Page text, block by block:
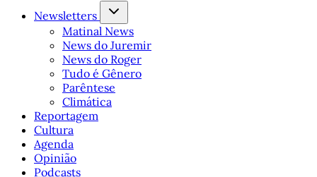
Newsletters
Matinal News
News do Juremir
News do Roger
Tudo é Gênero
Parêntese
Climática
Reportagem
Cultura
Agenda
Opinião
Podcasts